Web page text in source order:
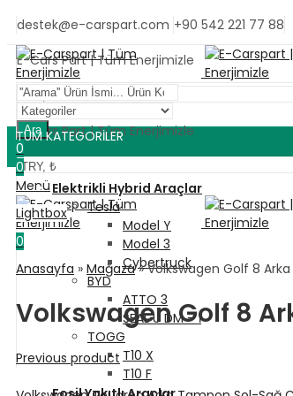
destek@e-carspart.com +90 542 221 77 88
E-Cars Part | Tüm Enerjimizle
E-Cars Part | Tüm Enerjimizle
Ara
0
0
Menü
0
TÜM KATEGORİLER
Elektrikli Hybrid Araçlar
Tesla
Model Y
Model 3
Cybertruck
BYD
ATTO 3
SEAL U DM – İ
TOGG
T10 X
T10 F
Lightbox
Anasayfa » Mağaza»Volkswagen Golf 8
Volkswagen Golf 8
Previous product